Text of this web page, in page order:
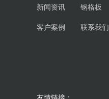
新闻资讯 钢格板
客户案例 联系我们